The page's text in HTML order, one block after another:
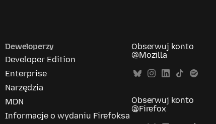
Deweloperzy
Developer Edition
Enterprise
Narzędzia
MDN
Informacje o wydaniu Firefoksa
Obserwuj konto
@Mozilla
Obserwuj konto
@Firefox